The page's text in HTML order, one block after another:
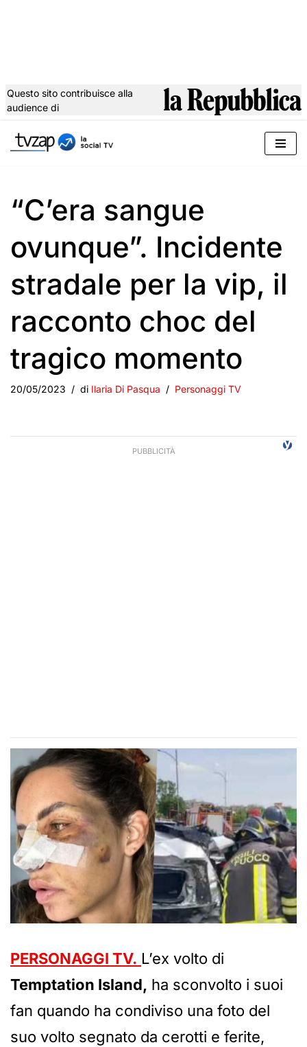
al
Questo sito contribuisce alla
audience di
“C’era sangue
ovunque”. Incidente
stradale per la vip, il
racconto choc del
tragico momento
20/05/2023 di Ilaria Di Pasqua Personaggi TV
PERSONAGGI TV. L’ex volto di
Temptation Island, ha sconvolto i suoi
fan quando ha condiviso una foto del
suo volto segnato da cerotti e ferite,